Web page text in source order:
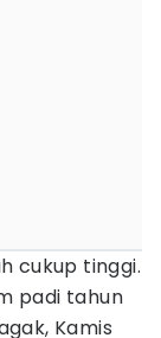
cukup tinggi.
padi tahun
Kamis